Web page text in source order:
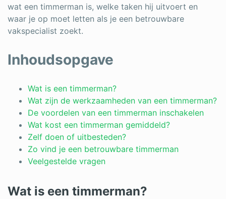
Stukadoor
Tegelzetter
Vochtbestrijding
Warmtepomp
Zonnepanelen
Zonwering
wat een timmerman is, welke taken hij uitvoert en
waar je op moet letten als je een betrouwbare
vakspecialist zoekt.
Inhoudsopgave
Wat is een timmerman?
Wat zijn de werkzaamheden van een timmerman?
De voordelen van een timmerman inschakelen
Wat kost een timmerman gemiddeld?
Zelf doen of uitbesteden?
Zo vind je een betrouwbare timmerman
Veelgestelde vragen
Wat is een timmerman?